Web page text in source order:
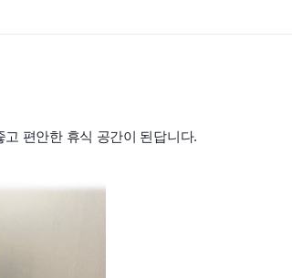
편안한 휴식 공간이 된답니다.